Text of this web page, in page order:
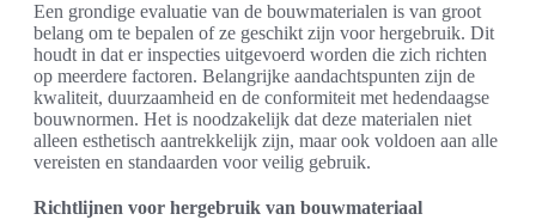
Een grondige evaluatie van de bouwmaterialen is van groot
belang om te bepalen of ze geschikt zijn voor hergebruik. Dit
houdt in dat er inspecties uitgevoerd worden die zich richten
op meerdere factoren. Belangrijke aandachtspunten zijn de
kwaliteit, duurzaamheid en de conformiteit met hedendaagse
bouwnormen. Het is noodzakelijk dat deze materialen niet
alleen esthetisch aantrekkelijk zijn, maar ook voldoen aan alle
vereisten en standaarden voor veilig gebruik.
Richtlijnen voor hergebruik van bouwmateriaal